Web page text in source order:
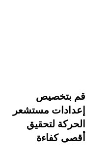
قم بتخصيص
إعدادات مستشعر
الحركة لتحقيق
أقصى كفاءة